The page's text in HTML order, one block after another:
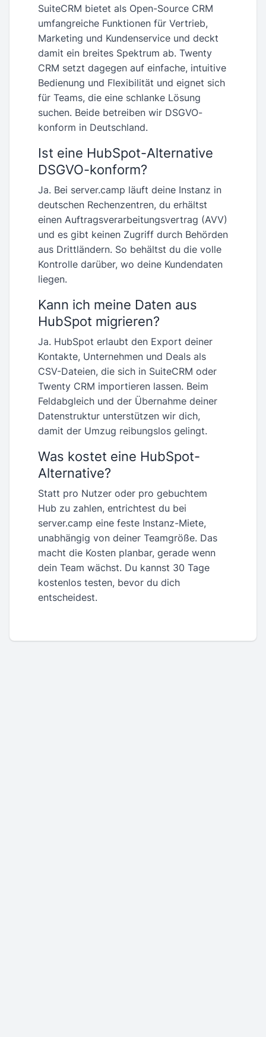
SuiteCRM bietet als Open-Source CRM
umfangreiche Funktionen für Vertrieb,
Marketing und Kundenservice und deckt
damit ein breites Spektrum ab. Twenty
CRM setzt dagegen auf einfache, intuitive
Bedienung und Flexibilität und eignet sich
für Teams, die eine schlanke Lösung
suchen. Beide betreiben wir DSGVO-
konform in Deutschland.
Ist eine HubSpot-Alternative
DSGVO-konform?
Ja. Bei server.camp läuft deine Instanz in
deutschen Rechenzentren, du erhältst
einen Auftragsverarbeitungsvertrag (AVV)
und es gibt keinen Zugriff durch Behörden
aus Drittländern. So behältst du die volle
Kontrolle darüber, wo deine Kundendaten
liegen.
Kann ich meine Daten aus
HubSpot migrieren?
Ja. HubSpot erlaubt den Export deiner
Kontakte, Unternehmen und Deals als
CSV-Dateien, die sich in SuiteCRM oder
Twenty CRM importieren lassen. Beim
Feldabgleich und der Übernahme deiner
Datenstruktur unterstützen wir dich,
damit der Umzug reibungslos gelingt.
Was kostet eine HubSpot-
Alternative?
Statt pro Nutzer oder pro gebuchtem
Hub zu zahlen, entrichtest du bei
server.camp eine feste Instanz-Miete,
unabhängig von deiner Teamgröße. Das
macht die Kosten planbar, gerade wenn
dein Team wächst. Du kannst 30 Tage
kostenlos testen, bevor du dich
entscheidest.